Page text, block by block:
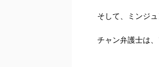
そして、ミンジ
チャン弁護士は